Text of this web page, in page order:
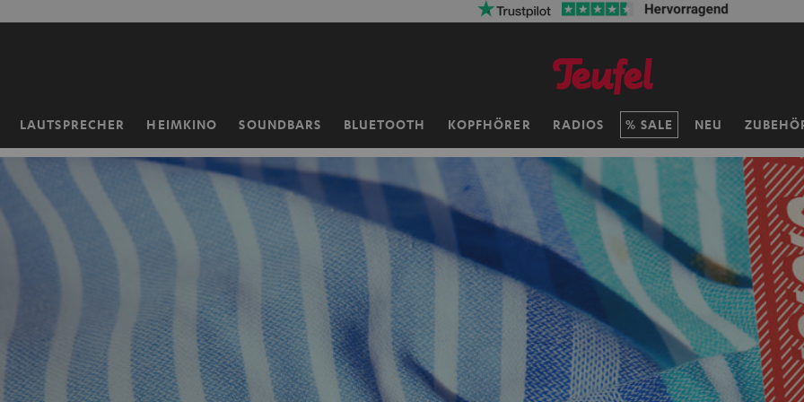
LAUTSPRECHER HEIMKINO SOUNDBARS BLUETOOTH KOPFHÖRER RADIOS SALE NEU
Startseite